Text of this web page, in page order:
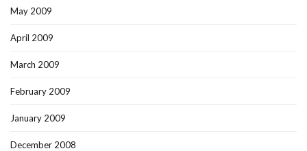
May 2009
April 2009
March 2009
February 2009
January 2009
December 2008